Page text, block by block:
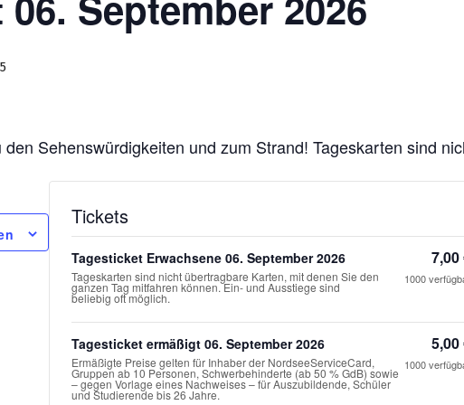
Sehenswürdigkeiten und zum Strand! Tageskarten sind
Tickets
Tagesticket Erwachsene 06. September 2026
Tageskarten sind nicht übertragbare Karten, mit denen Sie den
ganzen Tag mitfahren können. Ein- und Ausstiege sind
beliebig oft möglich.
7,00
1000
Tagesticket ermäßigt 06. September 2026
Ermäßigte Preise gelten für Inhaber der NordseeServiceCard,
Gruppen ab 10 Personen, Schwerbehinderte (ab 50 % GdB) sowie
– gegen Vorlage eines Nachweises – für Auszubildende, Schüler
und Studierende bis 26 Jahre.
5,00
1000